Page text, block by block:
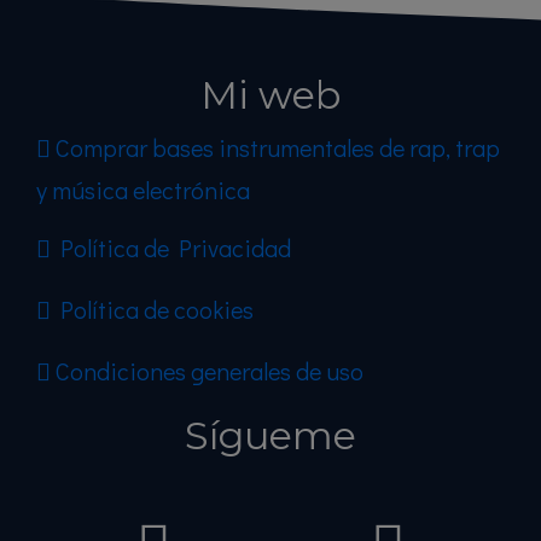
Mi web
Comprar bases instrumentales de rap, trap
y música electrónica
Política de Privacidad
Política de cookies
Condiciones generales de uso
Sígueme